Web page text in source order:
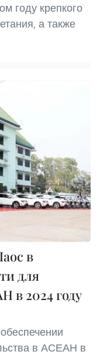
году крепкого
а также
в
для
в 2024 году
в АСЕАН в